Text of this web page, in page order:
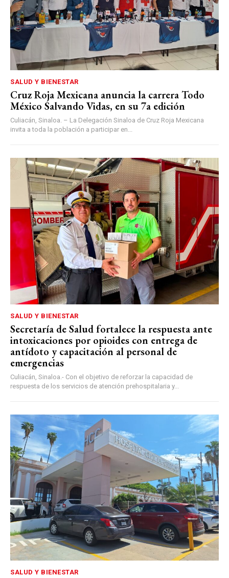
SALUD Y BIENESTAR
Cruz Roja Mexicana anuncia la carrera Todo
México Salvando Vidas, en su 7a edición
Culiacán, Sinaloa. – La Delegación Sinaloa de Cruz Roja Mexicana
invita a toda la población a participar en...
SALUD Y BIENESTAR
Secretaría de Salud fortalece la respuesta ante
intoxicaciones por opioides con entrega de
antídoto y capacitación al personal de
emergencias
Culiacán, Sinaloa.- Con el objetivo de reforzar la capacidad de
respuesta de los servicios de atención prehospitalaria y...
SALUD Y BIENESTAR